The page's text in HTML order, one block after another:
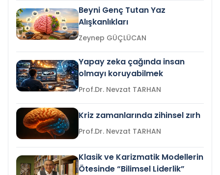
Beyni Genç Tutan Yaz
Alışkanlıkları
Zeynep GÜÇLÜCAN
Yapay zeka çağında insan
olmayı koruyabilmek
Prof.Dr. Nevzat TARHAN
Kriz zamanlarında zihinsel zırh
Prof.Dr. Nevzat TARHAN
Klasik ve Karizmatik Modellerin
Ötesinde “Bilimsel Liderlik”